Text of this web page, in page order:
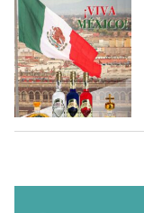
メキシコ料理
メキシコの記念日
イベント一覧